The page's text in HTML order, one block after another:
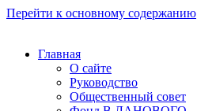
Перейти к основному содержанию
Главная
О сайте
Руководство
Общественный совет